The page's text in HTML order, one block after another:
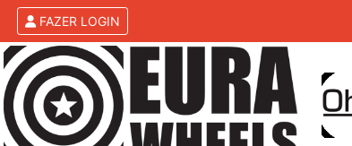
FAZER LOGIN